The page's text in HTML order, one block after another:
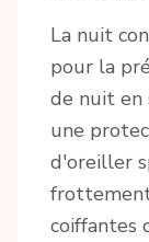
La nuit
pour la
de nuit en
une
d'oreiller
coiffantes